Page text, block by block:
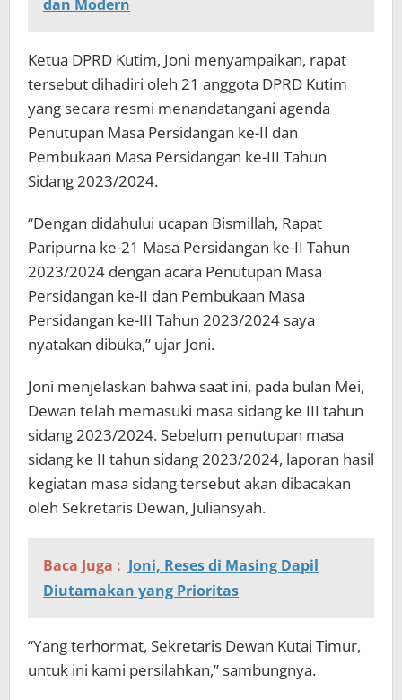
dan Modern
Ketua DPRD Kutim, Joni menyampaikan, rapat
tersebut dihadiri oleh 21 anggota DPRD Kutim
yang secara resmi menandatangani agenda
Penutupan Masa Persidangan ke-II dan
Pembukaan Masa Persidangan ke-III Tahun
Sidang 2023/2024.
“Dengan didahului ucapan Bismillah, Rapat
Paripurna ke-21 Masa Persidangan ke-II Tahun
2023/2024 dengan acara Penutupan Masa
Persidangan ke-II dan Pembukaan Masa
Persidangan ke-III Tahun 2023/2024 saya
nyatakan dibuka,” ujar Joni.
Joni menjelaskan bahwa saat ini, pada bulan Mei,
Dewan telah memasuki masa sidang ke III tahun
sidang 2023/2024. Sebelum penutupan masa
sidang ke II tahun sidang 2023/2024, laporan hasil
kegiatan masa sidang tersebut akan dibacakan
oleh Sekretaris Dewan, Juliansyah.
Baca Juga : Joni, Reses di Masing Dapil
Diutamakan yang Prioritas
“Yang terhormat, Sekretaris Dewan Kutai Timur,
untuk ini kami persilahkan,” sambungnya.